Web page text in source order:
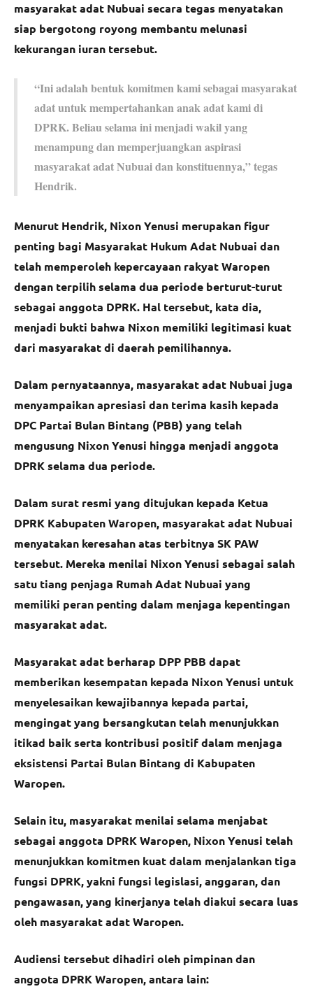
masyarakat adat Nubuai secara tegas menyatakan
siap bergotong royong membantu melunasi
kekurangan iuran tersebut.
“Ini adalah bentuk komitmen kami sebagai masyarakat
adat untuk mempertahankan anak adat kami di
DPRK. Beliau selama ini menjadi wakil yang
menampung dan memperjuangkan aspirasi
masyarakat adat Nubuai dan konstituennya,” tegas
Hendrik.
Menurut Hendrik, Nixon Yenusi merupakan figur
penting bagi Masyarakat Hukum Adat Nubuai dan
telah memperoleh kepercayaan rakyat Waropen
dengan terpilih selama dua periode berturut-turut
sebagai anggota DPRK. Hal tersebut, kata dia,
menjadi bukti bahwa Nixon memiliki legitimasi kuat
dari masyarakat di daerah pemilihannya.
Dalam pernyataannya, masyarakat adat Nubuai juga
menyampaikan apresiasi dan terima kasih kepada
DPC Partai Bulan Bintang (PBB) yang telah
mengusung Nixon Yenusi hingga menjadi anggota
DPRK selama dua periode.
Dalam surat resmi yang ditujukan kepada Ketua
DPRK Kabupaten Waropen, masyarakat adat Nubuai
menyatakan keresahan atas terbitnya SK PAW
tersebut. Mereka menilai Nixon Yenusi sebagai salah
satu tiang penjaga Rumah Adat Nubuai yang
memiliki peran penting dalam menjaga kepentingan
masyarakat adat.
Masyarakat adat berharap DPP PBB dapat
memberikan kesempatan kepada Nixon Yenusi untuk
menyelesaikan kewajibannya kepada partai,
mengingat yang bersangkutan telah menunjukkan
itikad baik serta kontribusi positif dalam menjaga
eksistensi Partai Bulan Bintang di Kabupaten
Waropen.
Selain itu, masyarakat menilai selama menjabat
sebagai anggota DPRK Waropen, Nixon Yenusi telah
menunjukkan komitmen kuat dalam menjalankan tiga
fungsi DPRK, yakni fungsi legislasi, anggaran, dan
pengawasan, yang kinerjanya telah diakui secara luas
oleh masyarakat adat Waropen.
Audiensi tersebut dihadiri oleh pimpinan dan
anggota DPRK Waropen, antara lain: